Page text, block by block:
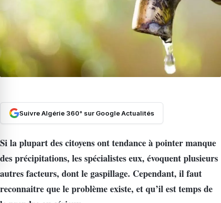
Suivre Algérie 360° sur Google Actualités
Si la plupart des citoyens ont tendance à pointer manque
des précipitations, les spécialistes eux, évoquent plusieurs
autres facteurs, dont le gaspillage. Cependant, il faut
reconnaitre que le problème existe, et qu’il est temps de